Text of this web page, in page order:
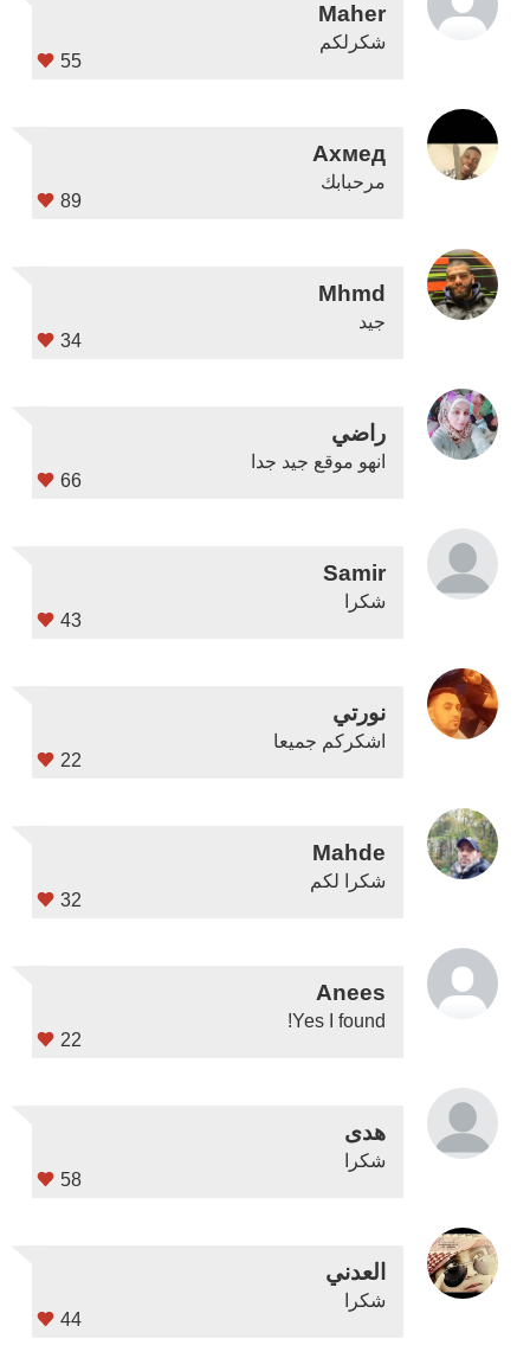
55
Maher
شكرلكم
89
Ахмед
مرحبابك
34
Mhmd
جيد
66
راضي
انهو موقع جيد جدا
43
Samir
شكرا
22
نورتي
اشكركم جميعا
32
Mahde
شكرا لكم
22
Anees
Yes I found!
58
هدى
شكرا
44
العدني
شكرا